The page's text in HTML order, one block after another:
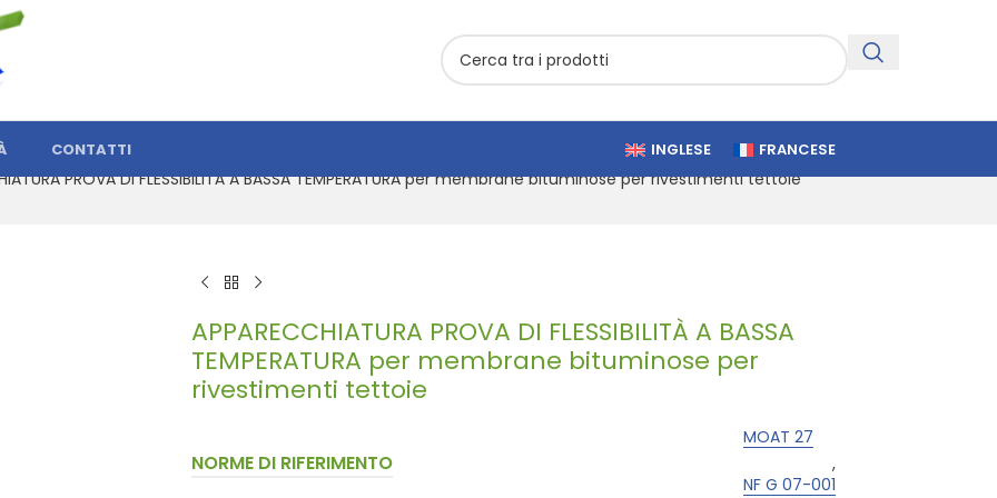
CONTATTI INGLESE FRANCESE
PROVA DI FLESSIBILITÀ A BASSA TEMPERATURA per membrane bituminose per rivestimenti tettoie
APPARECCHIATURA PROVA DI FLESSIBILITÀ A BASSA
TEMPERATURA per membrane bituminose per
rivestimenti tettoie
NORME DI RIFERIMENTO
MOAT 27
,
NF G 07-001